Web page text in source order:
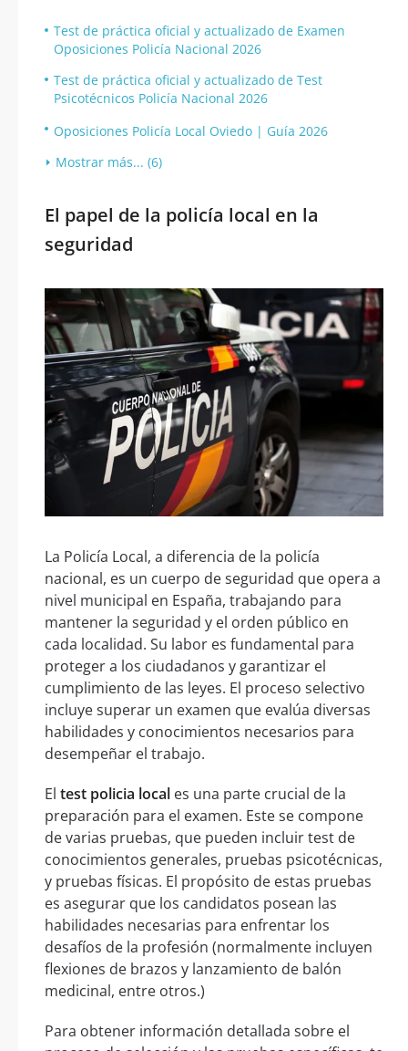
Test de práctica oficial y actualizado de Examen
Oposiciones Policía Nacional 2026
Test de práctica oficial y actualizado de Test
Psicotécnicos Policía Nacional 2026
Oposiciones Policía Local Oviedo | Guía 2026
Mostrar más... (6)
El papel de la policía local en la
seguridad
La Policía Local, a diferencia de la policía
nacional, es un cuerpo de seguridad que opera a
nivel municipal en España, trabajando para
mantener la seguridad y el orden público en
cada localidad. Su labor es fundamental para
proteger a los ciudadanos y garantizar el
cumplimiento de las leyes. El proceso selectivo
incluye superar un examen que evalúa diversas
habilidades y conocimientos necesarios para
desempeñar el trabajo.
El test policia local es una parte crucial de la
preparación para el examen. Este se compone
de varias pruebas, que pueden incluir test de
conocimientos generales, pruebas psicotécnicas,
y pruebas físicas. El propósito de estas pruebas
es asegurar que los candidatos posean las
habilidades necesarias para enfrentar los
desafíos de la profesión (normalmente incluyen
flexiones de brazos y lanzamiento de balón
medicinal, entre otros.)
Para obtener información detallada sobre el